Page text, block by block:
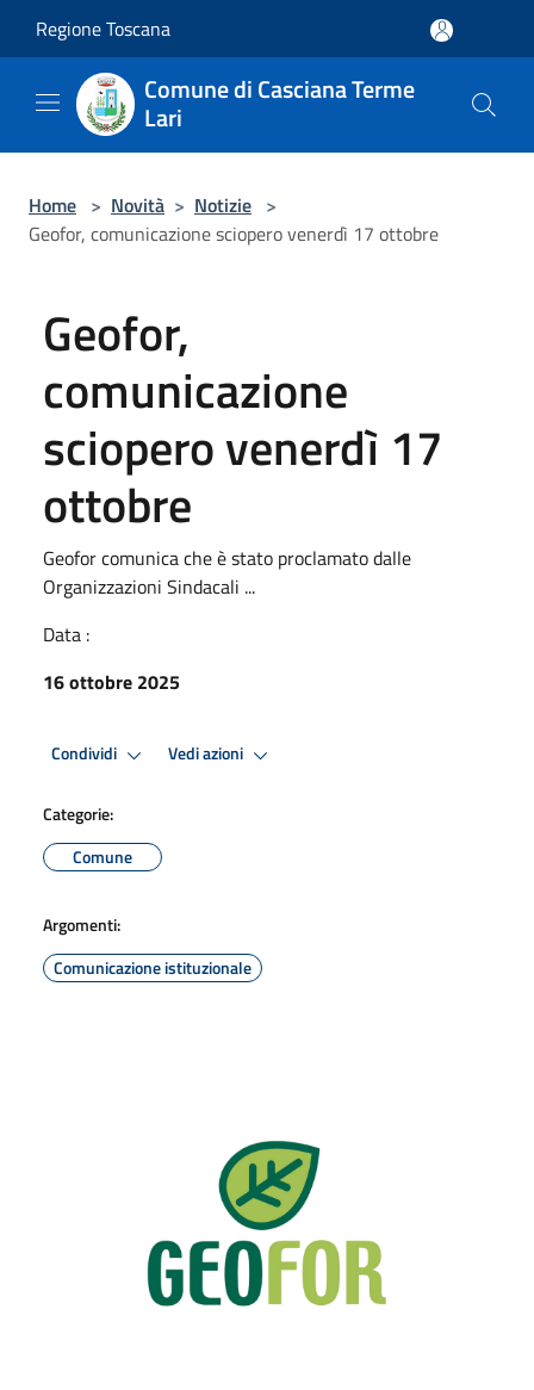
Regione Toscana
Comune di Casciana Terme
Lari
Home > Novità > Notizie >
Geofor, comunicazione sciopero venerdì 17 ottobre
Geofor,
comunicazione
sciopero venerdì 17
ottobre
Geofor comunica che è stato proclamato dalle
Organizzazioni Sindacali ...
Data :
16 ottobre 2025
Condividi Vedi azioni
Categorie:
Comune
Argomenti:
Comunicazione istituzionale